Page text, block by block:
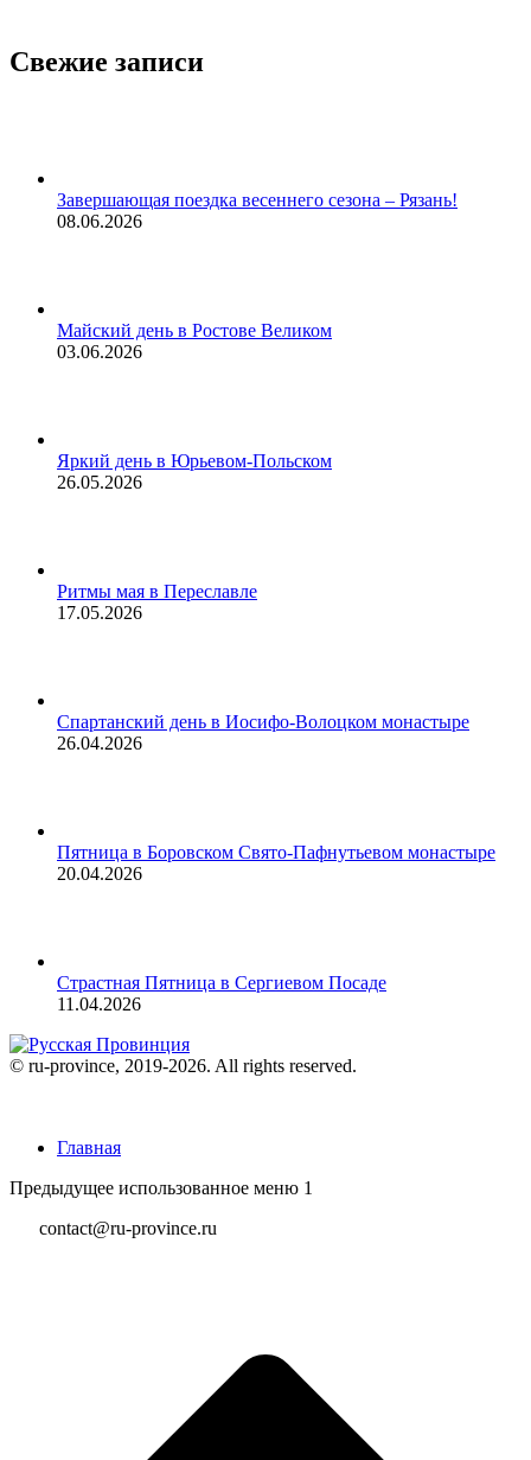
Свежие записи
Завершающая поездка весеннего сезона – Рязань!
08.06.2026
Майский день в Ростове Великом
03.06.2026
Яркий день в Юрьевом-Польском
26.05.2026
Ритмы мая в Переславле
17.05.2026
Спартанский день в Иосифо-Волоцком монастыре
26.04.2026
Пятница в Боровском Свято-Пафнутьевом монастыре
20.04.2026
Страстная Пятница в Сергиевом Посаде
11.04.2026
© ru-province, 2019-2026. All rights reserved.
Главная
Предыдущее использованное меню 1
contact@ru-province.ru